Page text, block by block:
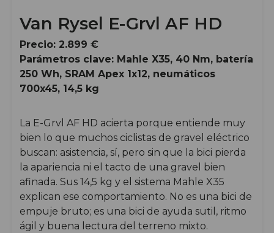
Van Rysel E-Grvl AF HD
Precio: 2.899 €
Parámetros clave: Mahle X35, 40 Nm, batería
250 Wh, SRAM Apex 1x12, neumáticos
700x45, 14,5 kg
La E-Grvl AF HD acierta porque entiende muy
bien lo que muchos ciclistas de gravel eléctrico
buscan: asistencia, sí, pero sin que la bici pierda
la apariencia ni el tacto de una gravel bien
afinada. Sus 14,5 kg y el sistema Mahle X35
explican ese comportamiento. No es una bici de
empuje bruto; es una bici de ayuda sutil, ritmo
ágil y buena lectura del terreno mixto.